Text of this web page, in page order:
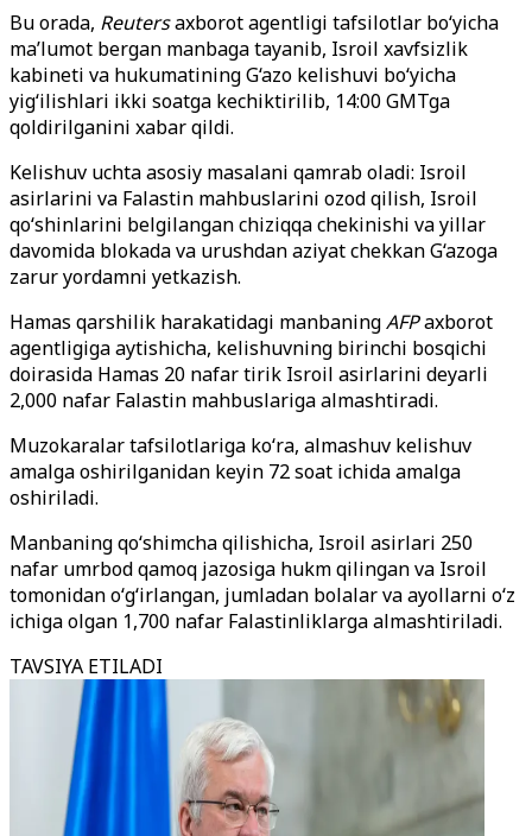
Bu orada, Reutersaxborot agentligi tafsilotlar bo‘yicha
ma’lumot bergan manbaga tayanib, Isroil xavfsizlik
kabineti va hukumatining G‘azo kelishuvi bo‘yicha
yig‘ilishlari ikki soatga kechiktirilib, 14:00 GMTga
qoldirilganini xabar qildi.
Kelishuv uchta asosiy masalani qamrab oladi: Isroil
asirlarini va Falastin mahbuslarini ozod qilish, Isroil
qo‘shinlarini belgilangan chiziqqa chekinishi va yillar
davomida blokada va urushdan aziyat chekkan G‘azoga
zarur yordamni yetkazish.
Hamas qarshilik harakatidagi manbaningAFPaxborot
agentligiga aytishicha, kelishuvning birinchi bosqichi
doirasida Hamas 20 nafar tirik Isroil asirlarini deyarli
2,000 nafar Falastin mahbuslariga almashtiradi.
Muzokaralar tafsilotlariga ko‘ra, almashuv kelishuv
amalga oshirilganidan keyin 72 soat ichida amalga
oshiriladi.
Manbaning qo‘shimcha qilishicha, Isroil asirlari 250
nafar umrbod qamoq jazosiga hukm qilingan va Isroil
tomonidan o‘g‘irlangan, jumladan bolalar va ayollarni o‘z
ichiga olgan 1,700 nafar Falastinliklarga almashtiriladi.
TAVSIYA ETILADI